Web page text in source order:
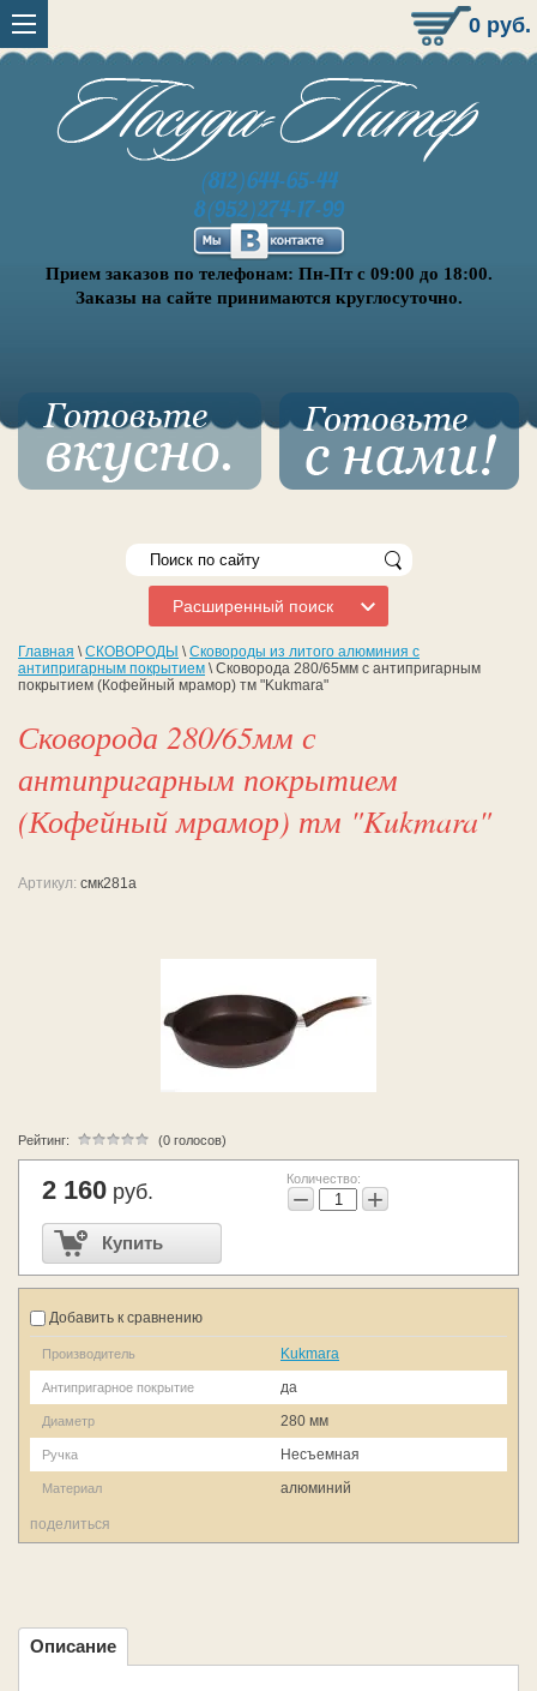
0 руб.
(812)644-65-44
8(952)274-17-99
Прием заказов по телефонам: Пн-Пт с 09:00 до 18:00.
Заказы на сайте принимаются круглосуточно.
Расширенный поиск
Главная \СКОВОРОДЫ \Сковороды из литого алюминия с
антипригарным покрытием \ Сковорода 280/65мм с антипригарным
покрытием (Кофейный мрамор) тм "Kukmara"
Сковорода 280/65мм с
антипригарным покрытием
(Кофейный мрамор) тм "Kukmara"
Артикул: смк281а
Рейтинг: (0 голосов)
2 160 руб.
Количество:
− +
Купить
Добавить к сравнению
Производитель Kukmara
Антипригарное покрытие да
Диаметр 280 мм
Ручка Несъемная
Материал алюминий
поделиться
Описание